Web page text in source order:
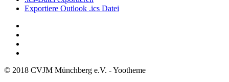
Exportiere Outlook .ics Datei
© 2018 CVJM Münchberg e.V. - Yootheme